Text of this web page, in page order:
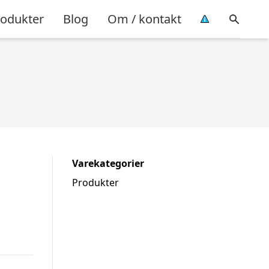
Blog Om / kontakt
Varekategorier
Produkter